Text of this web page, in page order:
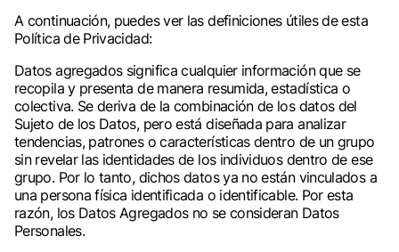
A continuación, puedes ver las definiciones útiles de esta
Política de Privacidad:
Datos agregados significa cualquier información que se
recopila y presenta de manera resumida, estadística o
colectiva. Se deriva de la combinación de los datos del
Sujeto de los Datos, pero está diseñada para analizar
tendencias, patrones o características dentro de un grupo
sin revelar las identidades de los individuos dentro de ese
grupo. Por lo tanto, dichos datos ya no están vinculados a
una persona física identificada o identificable. Por esta
razón, los Datos Agregados no se consideran Datos
Personales.